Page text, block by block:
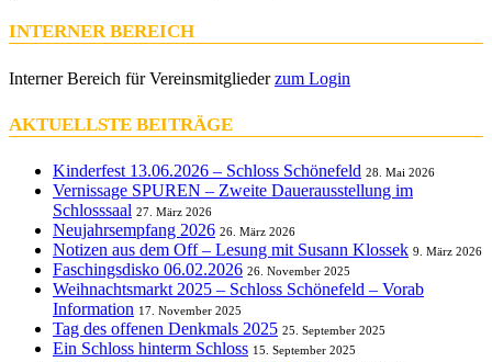
INTERNER BEREICH
Interner Bereich für Vereinsmitgliederzum Login
AKTUELLSTE BEITRÄGE
Kinderfest 13.06.2026 – Schloss Schönefeld 28. Mai 2026
Vernissage SPUREN – Zweite Dauerausstellung im
Schlosssaal 27. März 2026
Neujahrsempfang 2026 26. März 2026
Notizen aus dem Off – Lesung mit Susann Klossek 9. März 2026
Faschingsdisko 06.02.2026 26. November 2025
Weihnachtsmarkt 2025 – Schloss Schönefeld – Vorab
Information 17. November 2025
Tag des offenen Denkmals 2025 25. September 2025
Ein Schloss hinterm Schloss 15. September 2025